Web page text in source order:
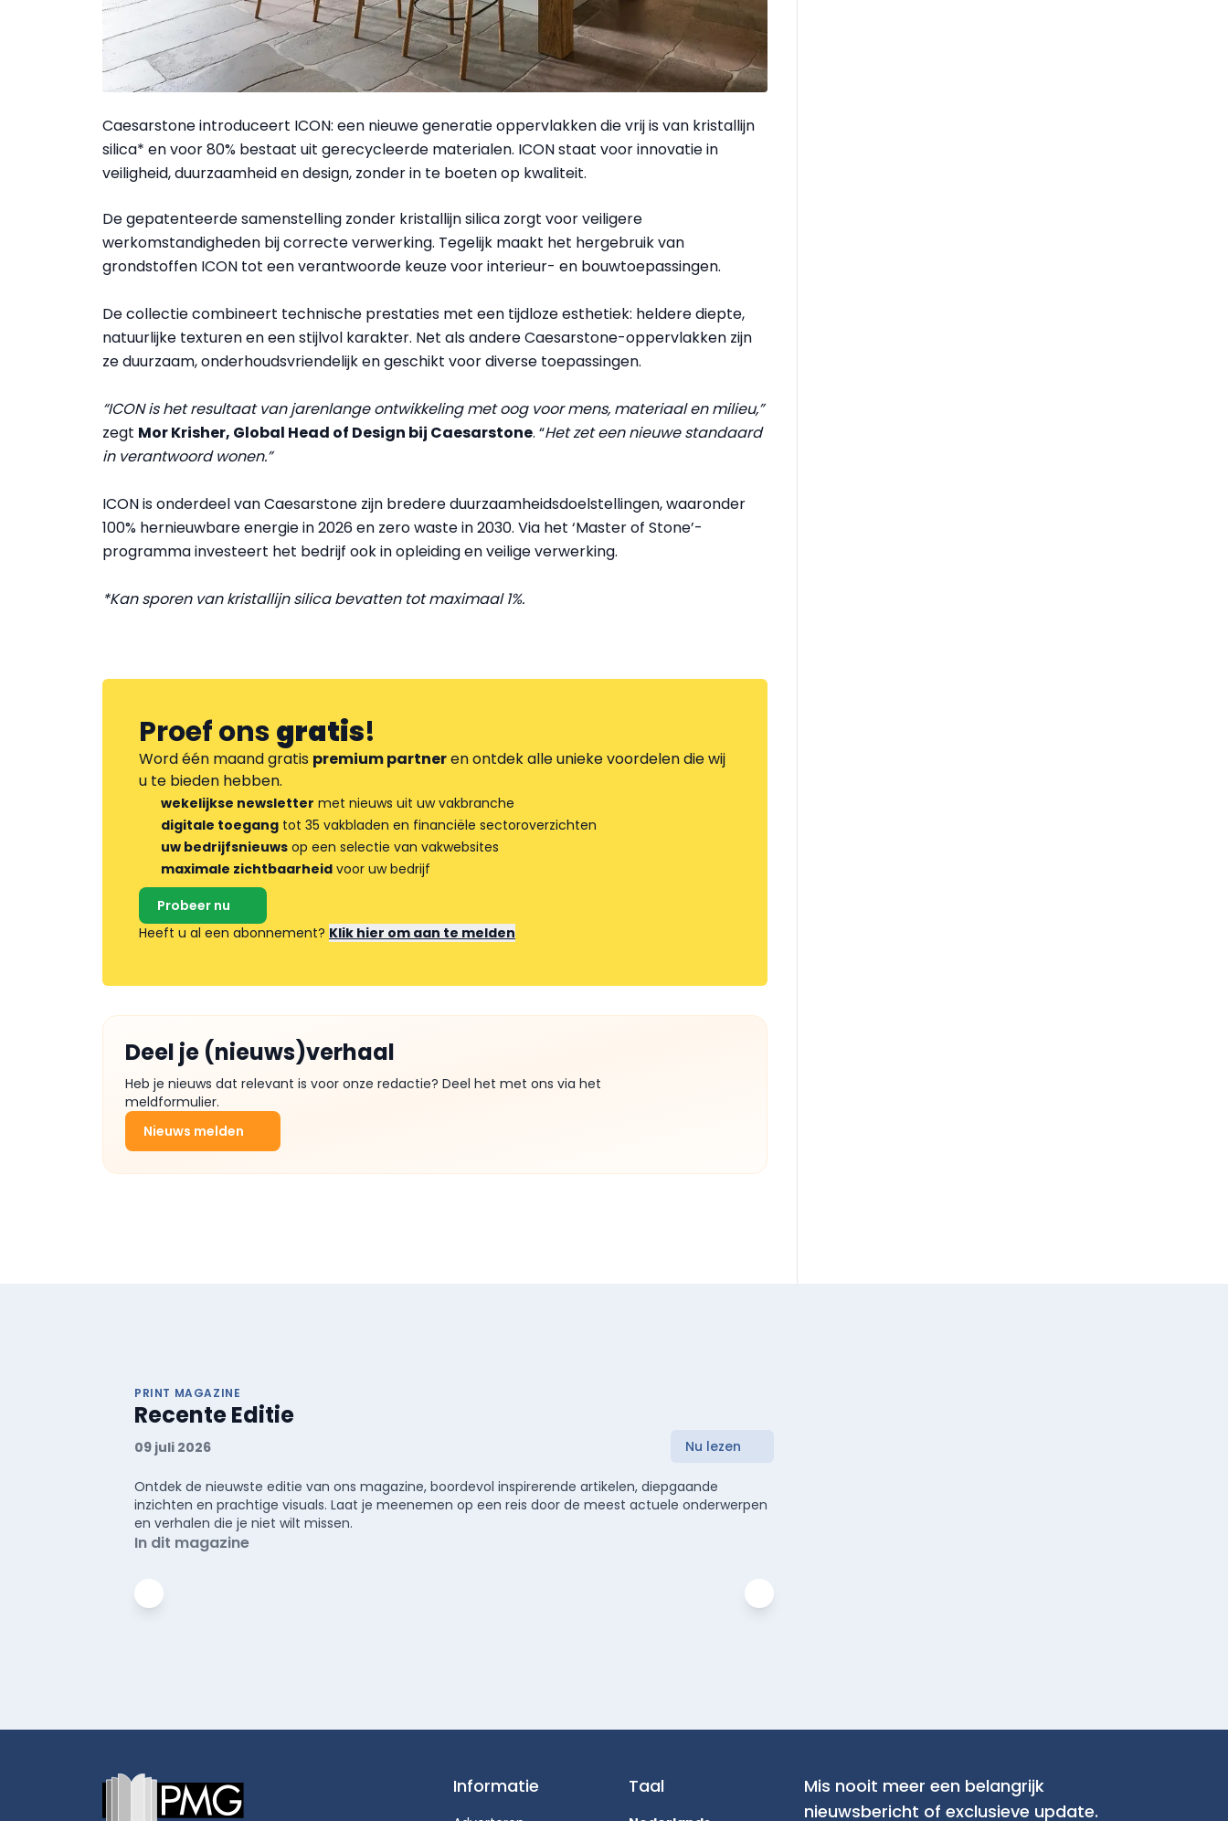
Caesarstone introduceert ICON: een nieuwe generatie oppervlakken die vrij is van kristallijn
silica* en voor 80% bestaat uit gerecycleerde materialen. ICON staat voor innovatie in
veiligheid, duurzaamheid en design, zonder in te boeten op kwaliteit.
De gepatenteerde samenstelling zonder kristallijn silica zorgt voor veiligere
werkomstandigheden bij correcte verwerking. Tegelijk maakt het hergebruik van
grondstoffen ICON tot een verantwoorde keuze voor interieur- en bouwtoepassingen.
De collectie combineert technische prestaties met een tijdloze esthetiek: heldere diepte,
natuurlijke texturen en een stijlvol karakter. Net als andere Caesarstone-oppervlakken zijn
ze duurzaam, onderhoudsvriendelijk en geschikt voor diverse toepassingen.
“ICON is het resultaat van jarenlange ontwikkeling met oog voor mens, materiaal en milieu,”
zegt Mor Krisher, Global Head of Design bij Caesarstone. “Het zet een nieuwe standaard
in verantwoord wonen.”
ICON is onderdeel van Caesarstone zijn bredere duurzaamheidsdoelstellingen, waaronder
100% hernieuwbare energie in 2026 en zero waste in 2030. Via het ‘Master of Stone’-
programma investeert het bedrijf ook in opleiding en veilige verwerking.
*Kan sporen van kristallijn silica bevatten tot maximaal 1%.
Proef onsgratis!
Word één maand gratis premium partneren ontdek alle unieke voordelen die wij
u te bieden hebben.
wekelijkse newsletter met nieuws uit uw vakbranche
digitale toegang tot 35 vakbladen en financiële sectoroverzichten
uw bedrijfsnieuws op een selectie van vakwebsites
maximale zichtbaarheid voor uw bedrijf
Probeer nu
Heeft u al een abonnement? Klik hier om aan te melden
Deel je (nieuws)verhaal
Heb je nieuws dat relevant is voor onze redactie? Deel het met ons via het
meldformulier.
Nieuws melden
PRINT MAGAZINE
Recente Editie
09 juli 2026 Nu lezen
Ontdek de nieuwste editie van ons magazine, boordevol inspirerende artikelen, diepgaande
inzichten en prachtige visuals. Laat je meenemen op een reis door de meest actuele onderwerpen
en verhalen die je niet wilt missen.
In dit magazine
Informatie Taal
Mis nooit meer een belangrijk
nieuwsbericht of exclusieve update.